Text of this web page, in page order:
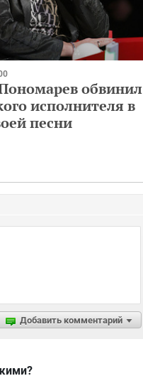
обвинил
исполнителя в
песни
Добавить комментарий